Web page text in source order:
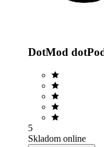
DotMod
5
Skladom online